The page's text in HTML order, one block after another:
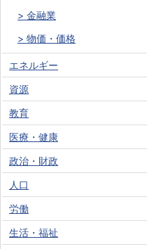
金融業
物価・価格
エネルギー
資源
教育
医療・健康
政治・財政
人口
労働
生活・福祉